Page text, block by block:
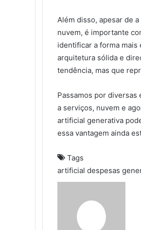
Além disso, apesar de
nuvem, é importante
identificar a forma
arquitetura sólida e
tendência, mas que
Passamos por
a serviços, nuvem e
artificial generativa
essa vantagem ainda
Tags
artificial despesas